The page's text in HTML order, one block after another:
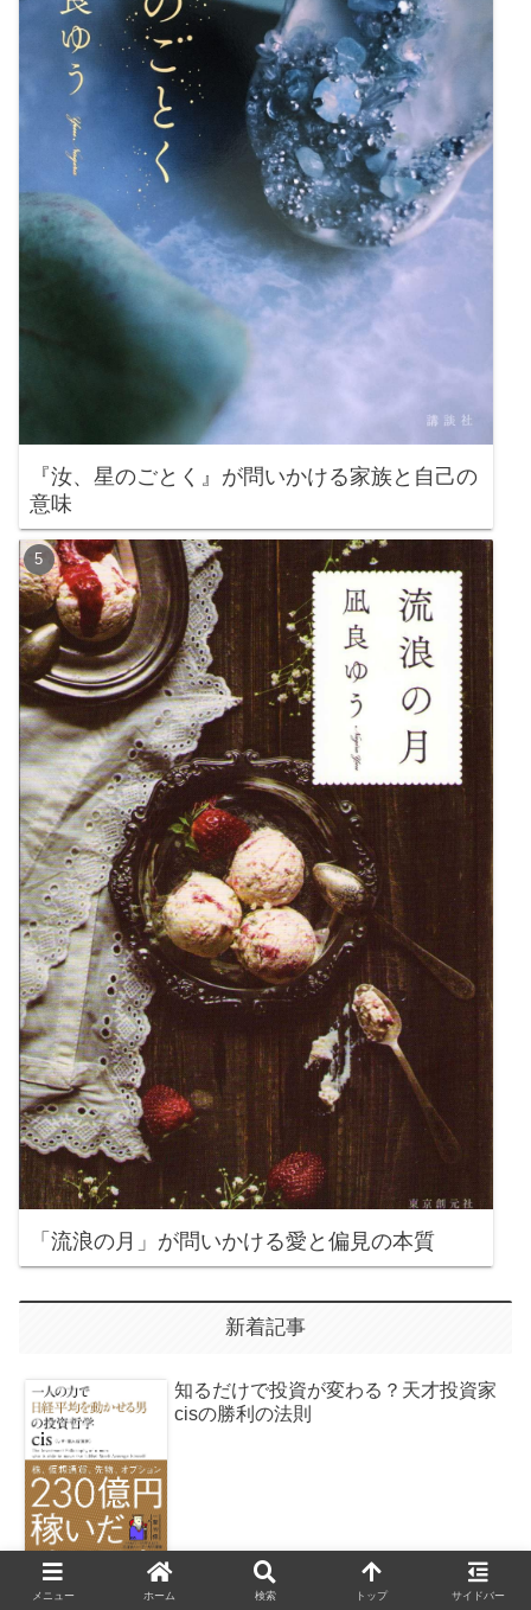
『汝、星のごとく』が問いかける家族と自己の
意味
「流浪の月」が問いかける愛と偏見の本質
新着記事
知るだけで投資が変わる？天才投資家
cisの勝利の法則
メニュー ホーム 検索 トップ サイドバー